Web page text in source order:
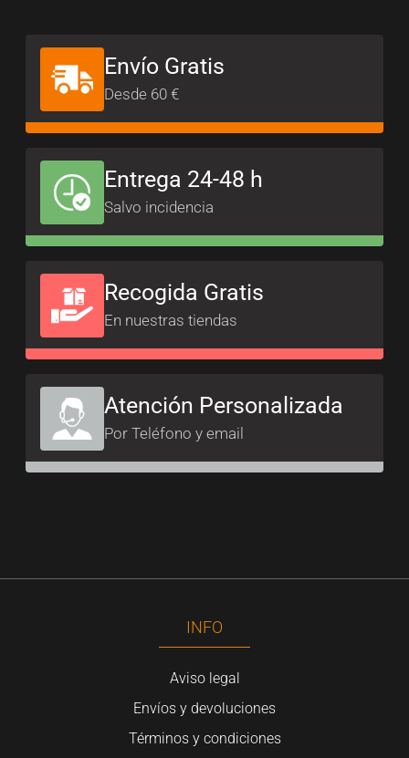
Envío Gratis
Desde 60 €
Entrega 24-48 h
Salvo incidencia
Recogida Gratis
En nuestras tiendas
Atención Personalizada
Por Teléfono y email
INFO
Aviso legal
Envíos y devoluciones
Términos y condiciones